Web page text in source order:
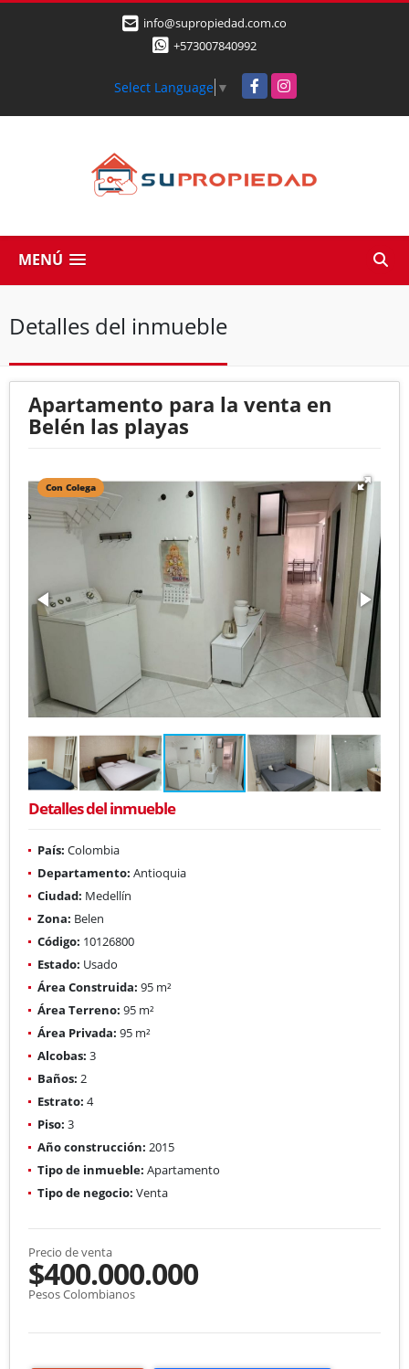
info@supropiedad.com.co
+573007840992
Select Language ▼ FacebookInstagram
MENÚ
Detalles del inmueble
Apartamento para la venta en
Belén las playas
Con Colega
Detalles del inmueble
País: Colombia
Departamento: Antioquia
Ciudad: Medellín
Zona: Belen
Código: 10126800
Estado: Usado
Área Construida: 95 m²
Área Terreno: 95 m²
Área Privada: 95 m²
Alcobas: 3
Baños: 2
Estrato: 4
Piso: 3
Año construcción: 2015
Tipo de inmueble: Apartamento
Tipo de negocio: Venta
Precio de venta
$400.000.000
Pesos Colombianos